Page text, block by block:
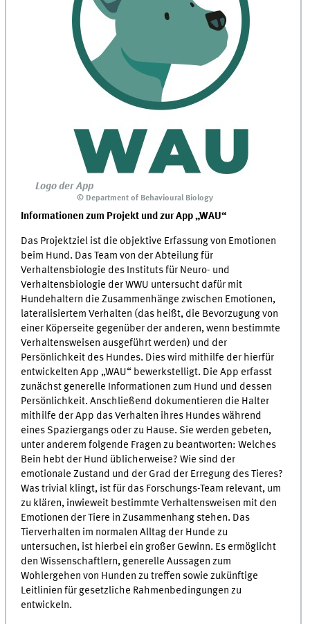
Logo der App
© Department of Behavioural Biology
Informationen zum Projekt und zur App „WAU“
Das Projektziel ist die objektive Erfassung von Emotionen
beim Hund. Das Team von der Abteilung für
Verhaltensbiologie des Instituts für Neuro- und
Verhaltensbiologie der WWU untersucht dafür mit
Hundehaltern die Zusammenhänge zwischen Emotionen,
lateralisiertem Verhalten (das heißt, die Bevorzugung von
einer Köperseite gegenüber der anderen, wenn bestimmte
Verhaltensweisen ausgeführt werden) und der
Persönlichkeit des Hundes. Dies wird mithilfe der hierfür
entwickelten App „WAU“ bewerkstelligt. Die App erfasst
zunächst generelle Informationen zum Hund und dessen
Persönlichkeit. Anschließend dokumentieren die Halter
mithilfe der App das Verhalten ihres Hundes während
eines Spaziergangs oder zu Hause. Sie werden gebeten,
unter anderem folgende Fragen zu beantworten: Welches
Bein hebt der Hund üblicherweise? Wie sind der
emotionale Zustand und der Grad der Erregung des Tieres?
Was trivial klingt, ist für das Forschungs-Team relevant, um
zu klären, inwieweit bestimmte Verhaltensweisen mit den
Emotionen der Tiere in Zusammenhang stehen. Das
Tierverhalten im normalen Alltag der Hunde zu
untersuchen, ist hierbei ein großer Gewinn. Es ermöglicht
den Wissenschaftlern, generelle Aussagen zum
Wohlergehen von Hunden zu treffen sowie zukünftige
Leitlinien für gesetzliche Rahmenbedingungen zu
entwickeln.